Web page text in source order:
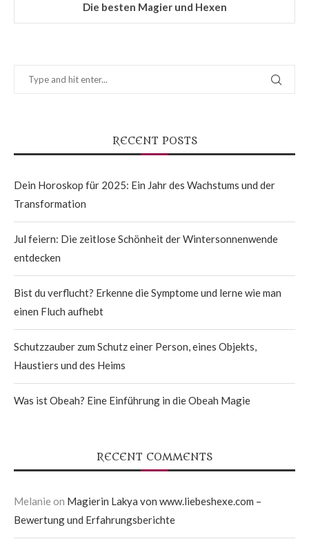
Die besten Magier und Hexen
RECENT POSTS
Dein Horoskop für 2025: Ein Jahr des Wachstums und der
Transformation
Jul feiern: Die zeitlose Schönheit der Wintersonnenwende
entdecken
Bist du verflucht? Erkenne die Symptome und lerne wie man
einen Fluch aufhebt
Schutzzauber zum Schutz einer Person, eines Objekts,
Haustiers und des Heims
Was ist Obeah? Eine Einführung in die Obeah Magie
RECENT COMMENTS
Melanie on Magierin Lakya von www.liebeshexe.com –
Bewertung und Erfahrungsberichte